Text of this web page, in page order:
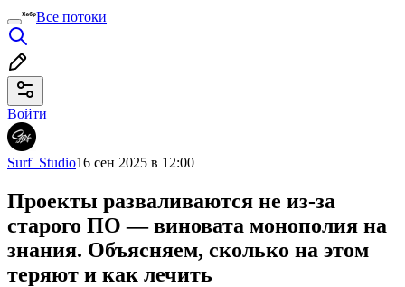
Все потоки
Войти
Surf_Studio16 сен 2025 в 12:00
Проекты разваливаются не из-за
старого ПО — виновата монополия на
знания. Объясняем, сколько на этом
теряют и как лечить